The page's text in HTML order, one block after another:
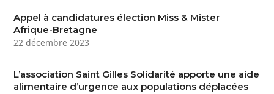
Appel à candidatures élection Miss & Mister
Afrique-Bretagne
22 décembre 2023
L’association Saint Gilles Solidarité apporte une aide
alimentaire d’urgence aux populations déplacées